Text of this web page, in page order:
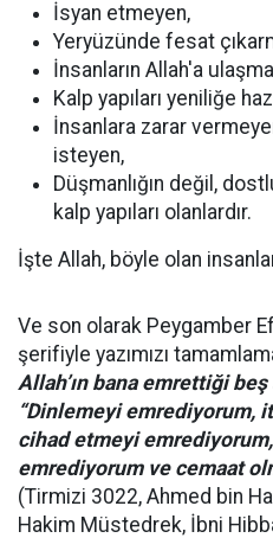
İsyan etmeyen,
Yeryüzünde fesat
İnsanların Allah'a
Kalp yapıları yeniliğe
İnsanlara zarar
isteyen,
Düşmanlığın değil,
kalp yapıları olanlardır.
İşte Allah, böyle olan
Ve son olarak Peygamber
şerifiyle yazımızı
Allah’ın bana emrettiği
“Dinlemeyi emrediyorum,
cihad etmeyi
emrediyorum ve cemaat
(Tirmizi 3022, Ahmed bin
Hakim Müstedrek, İbni